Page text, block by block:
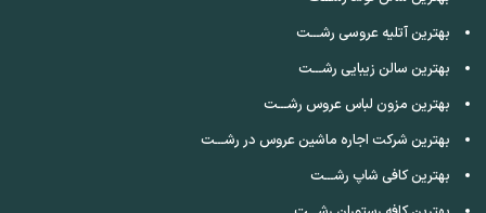
بهترین آتلیه عروسی رشـــت
بهترین سالن زیبایی رشـــت
بهترین مزون لباس عروس رشـــت
بهترین شرکت اجاره ماشین عروس در رشـــت
بهترین کافی شاپ رشـــت